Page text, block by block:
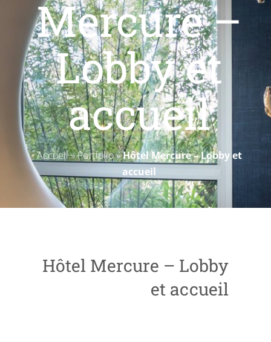
Livres blancs
Mercure –
Lobby et
accueil
Accueil»Portfolio»Hôtel Mercure – Lobby et
accueil
Hôtel Mercure – Lobby
et accueil